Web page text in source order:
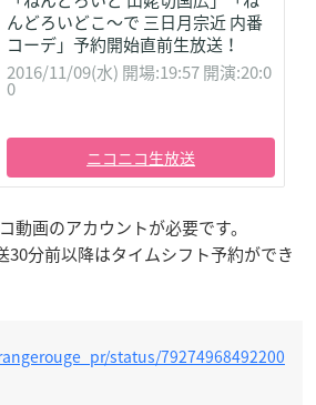
んどろいどこ～で 三日月宗近 内番
コーデ」予約開始直前生放送！
2016/11/09(水) 開場:19:57 開演:20:0
0
ニコニコ生放送
画のアカウントが必要です。
分前以降はタイムシフト予約ができ
status/79274968492200